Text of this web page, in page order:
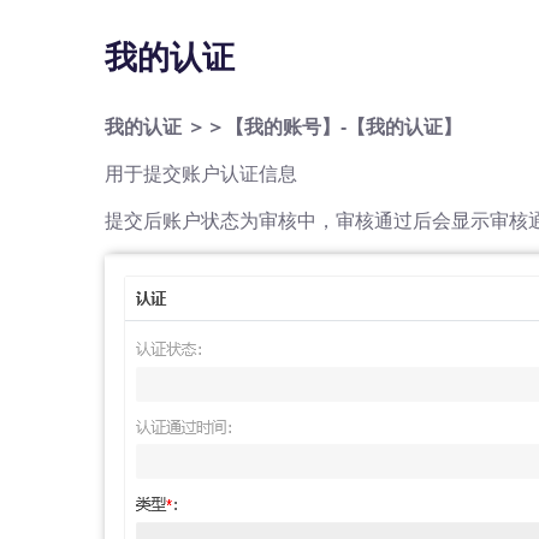
我的认证
我的认证 ＞＞【我的账号】-【我的认证】
用于提交账户认证信息
提交后账户状态为审核中，审核通过后会显示审核